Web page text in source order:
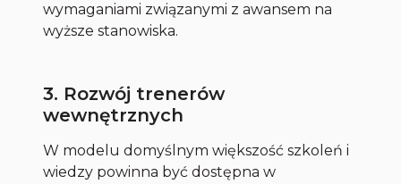
wymaganiami związanymi z awansem na
wyższe stanowiska.
3. Rozwój trenerów
wewnętrznych
W modelu domyślnym większość szkoleń i
wiedzy powinna być dostępna w